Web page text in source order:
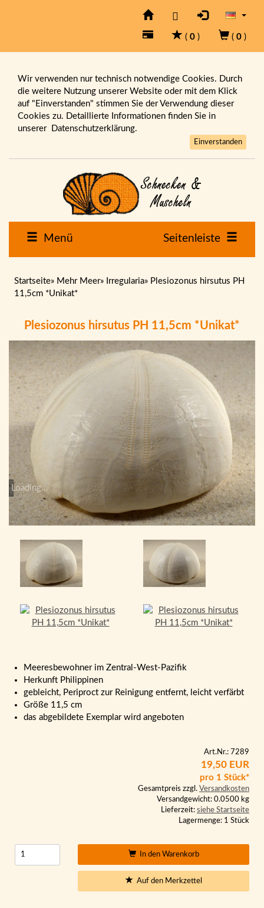
( 0 ) ( 0 )
Wir verwenden nur technisch notwendige Cookies. Durch
die weitere Nutzung unserer Website oder mit dem Klick
auf "Einverstanden" stimmen Sie der Verwendung dieser
Cookies zu. Detaillierte Informationen finden Sie in
unserer Datenschutzerklärung.
Einverstanden
Menü Seitenleiste
Startseite» Mehr Meer» Irregularia» Plesiozonus hirsutus PH
11,5cm *Unikat*
Plesiozonus hirsutus PH 11,5cm *Unikat*
Loading...
Meeresbewohner im Zentral-West-Pazifik
Herkunft Philippinen
gebleicht, Periproct zur Reinigung entfernt, leicht verfärbt
Größe 11,5 cm
das abgebildete Exemplar wird angeboten
Art.Nr.: 7289
19,50 EUR
pro 1 Stück*
Gesamtpreis zzgl. Versandkosten
Versandgewicht: 0.0500 kg
Lieferzeit: siehe Startseite
Lagermenge: 1 Stück
In den Warenkorb
Auf den Merkzettel